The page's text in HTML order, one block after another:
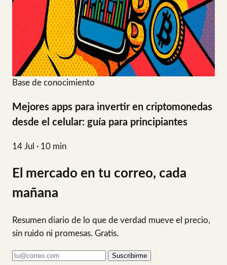
Base de conocimiento
Mejores apps para invertir en criptomonedas
desde el celular: guía para principiantes
14 Jul · 10 min
El mercado en tu correo, cada
mañana
Resumen diario de lo que de verdad mueve el precio,
sin ruido ni promesas. Gratis.
Suscribirme